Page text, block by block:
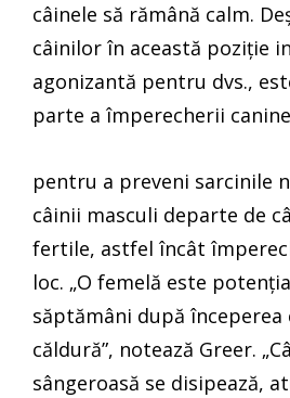
câinele să rămână calm.
câinilor în această poziție
agonizantă pentru dvs.,
parte a împerecherii
pentru a preveni sarcinile
câinii masculi departe de
fertile, astfel încât
loc. „O femelă este
săptămâni după începerea
căldură”, notează Greer.
sângeroasă se disipează,